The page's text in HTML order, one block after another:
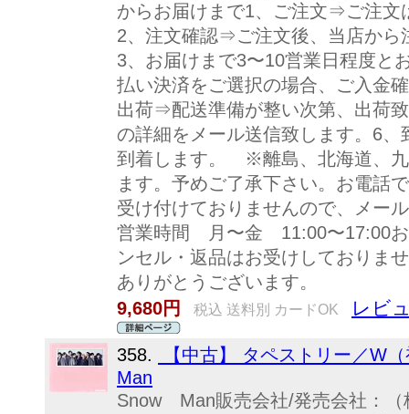
からお届けまで1、ご注文⇒ご注文
2、注文確認⇒ご注文後、当店から
3、お届けまで3〜10営業日程度
払い決済をご選択の場合、ご入金
出荷⇒配送準備が整い次第、出荷
の詳細をメール送信致します。6
到着します。 ※離島、北海道、九
ます。予めご了承下さい。お電話
受け付けておりませんので、メー
営業時間 月〜金 11:00〜17:00お
ンセル・返品はお受けしておりま
ありがとうございます。
9,680円
税込 送料別 カードOK レビ
358.
【中古】 タペストリー／W
Man
Snow Man販売会社/発売会社：